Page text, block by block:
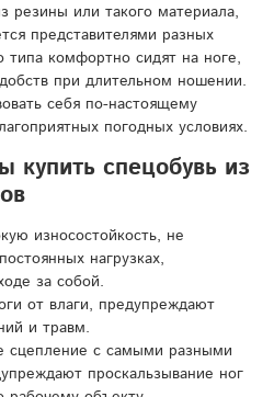
резины или такого материала,
представителями разных
типа комфортно сидят на ноге,
при длительном ношении.
себя по-настоящему
погодных условиях.
купить спецобувь из
износостойкость, не
нагрузках,
за собой.
от влаги, предупреждают
и травм.
сцепление с самыми разными
проскальзывание ног